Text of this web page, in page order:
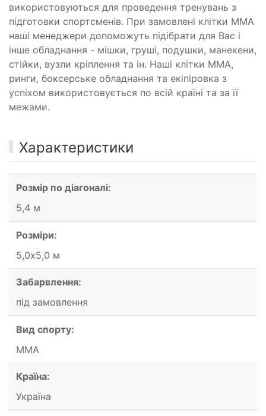
використовуються для проведення тренувань з
підготовки спортсменів. При замовлені клітки ММА
наші менеджери допоможуть підібрати для Вас і
інше обладнання - мішки, груші, подушки, манекени,
стійки, вузли кріплення та ін. Наші клітки ММА,
ринги, боксерське обладнання та екіпіровка з
успіхом використовується по всій країні та за її
межами.
Характеристики
Розмір по діагоналі:
5,4 м
Розміри:
5,0х5,0 м
Забарвлення:
під замовлення
Вид спорту:
ММА
Країна:
Україна